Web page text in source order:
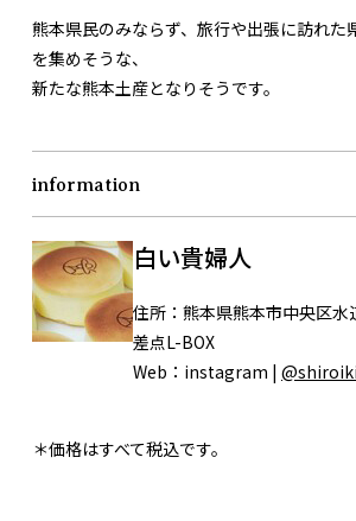
熊本県民のみならず、旅行や出張に訪れた
を集めそうな、
新たな熊本土産となりそうです。
information
白い貴婦人
住所： 熊本県熊本市中央区水
差点L-BOX
Web： instagram |
＊価格はすべて税込です。